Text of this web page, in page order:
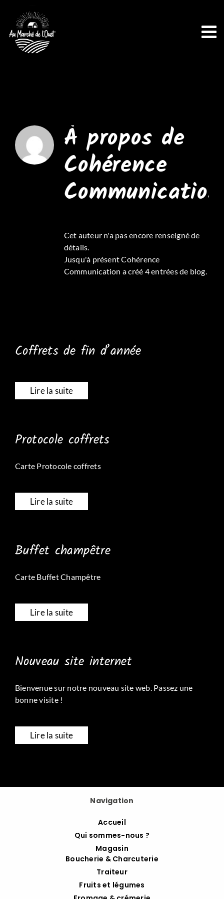
contenu
À propos de
Cohérence
Communication
Cet auteur n'a pas encore renseigné de
détails.
Jusqu'à présent Cohérence
Communication a créé 4 entrées de blog.
Coffrets de fin d’année
Lire la suite
Protocole coffrets
Carte Protocole coffrets
Lire la suite
Buffet champêtre
Carte Buffet Champêtre
Lire la suite
Nouveau site internet
Bienvenue sur notre nouveau site web. Passez une
bonne visite !
Lire la suite
Navigation
Accueil
Qui sommes-nous ?
Magasin
Boucherie & Charcuterie
Traiteur
Fruits et légumes